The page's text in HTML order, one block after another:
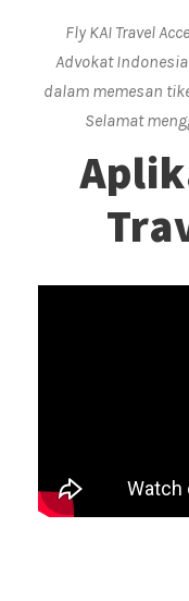
Fly KAI Travel
Advokat
dalam memesan
Selamat